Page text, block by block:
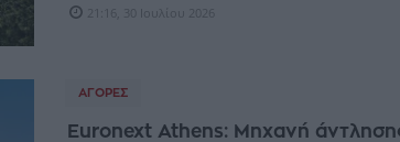
21:16, 30 Ιουλίου 2026
ΑΓΟΡΈΣ
Euronext Athens: Μηχανή